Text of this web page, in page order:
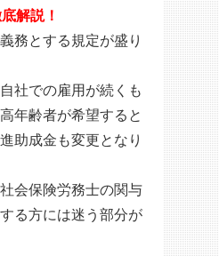
解説！
務とする規定が盛り
社での雇用が続くも
年齢者が希望すると
助成金も変更となり
会保険労務士の関与
る方には迷う部分が